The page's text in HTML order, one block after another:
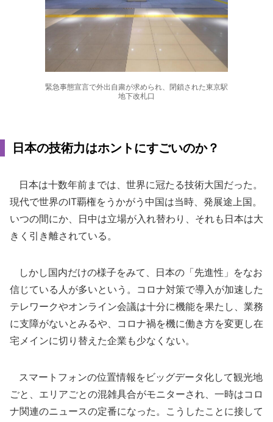
緊急事態宣言で外出自粛が求められ、閉鎖された東京駅
地下改札口
日本の技術力はホントにすごいのか？
日本は十数年前までは、世界に冠たる技術大国だった。
現代で世界のIT覇権をうかがう中国は当時、発展途上国。
いつの間にか、日中は立場が入れ替わり、それも日本は大
きく引き離されている。
しかし国内だけの様子をみて、日本の「先進性」をなお
信じている人が多いという。コロナ対策で導入が加速した
テレワークやオンライン会議は十分に機能を果たし、業務
に支障がないとみるや、コロナ禍を機に働き方を変更し在
宅メインに切り替えた企業も少なくない。
スマートフォンの位置情報をビッグデータ化して観光地
ごと、エリアごとの混雑具合がモニターされ、一時はコロ
ナ関連のニュースの定番になった。こうしたことに接して